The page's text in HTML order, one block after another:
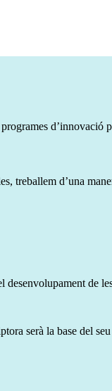
d’innovació
treballem d’una
desenvolupament de
serà la base del